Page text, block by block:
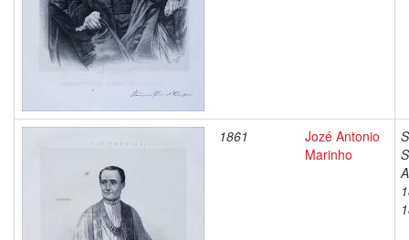
1861
Jozé Antonio
Marinho